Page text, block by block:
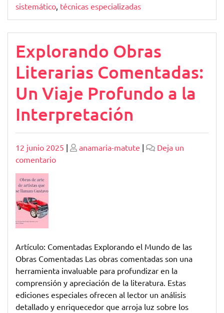
sistemático, técnicas especializadas
Explorando Obras
Literarias Comentadas:
Un Viaje Profundo a la
Interpretación
Publicado
12 junio 2025 | Publicado
anamaria-matute |
Deja un
comentarioen
Profundo
Interpretación
Artículo: Comentadas Explorando el Mundo de las
Obras Comentadas Las obras comentadas son una
herramienta invaluable para profundizar en la
comprensión y apreciación de la literatura. Estas
ediciones especiales ofrecen al lector un análisis
detallado y enriquecedor que arroja luz sobre los